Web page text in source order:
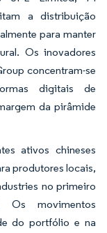
a distribuição
para manter
Os inovadores
concentram-se
digitais de
da pirâmide
ativos chineses
produtores locais,
no primeiro
Os movimentos
do portfólio e na